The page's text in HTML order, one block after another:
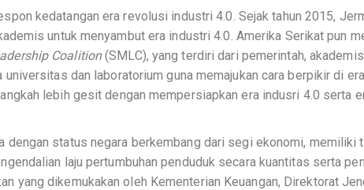
kedatangan era revolusi industri 4.0. Sejak tahun 2015,
untuk menyambut era industri 4.0. Amerika Serikat pun
Coalition(SMLC), yang terdiri dari pemerintah,
dan laboratorium guna memajukan cara berpikir di
lebih gesit dengan mempersiapkan era indusri 4.0 serta
dengan status negara berkembang dari segi ekonomi, memiliki
laju pertumbuhan penduduk secara kuantitas serta
yang dikemukakan oleh Kementerian Keuangan, Direktorat